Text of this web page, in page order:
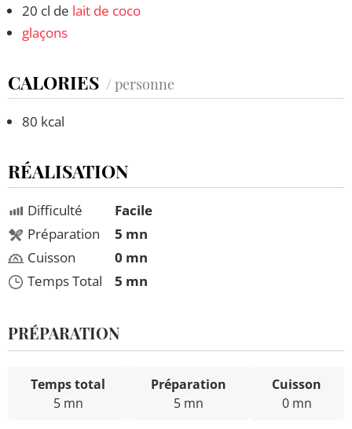
20 cl de lait de coco
glaçons
CALORIES / personne
80 kcal
RÉALISATION
Difficulté
Préparation
Cuisson
Temps Total
Facile
5 mn
0 mn
5 mn
PRÉPARATION
Temps total
5 mn
Préparation
5 mn
Cuisson
0 mn